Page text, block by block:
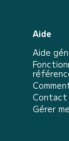
Aide
Aide
Contact
Gérer